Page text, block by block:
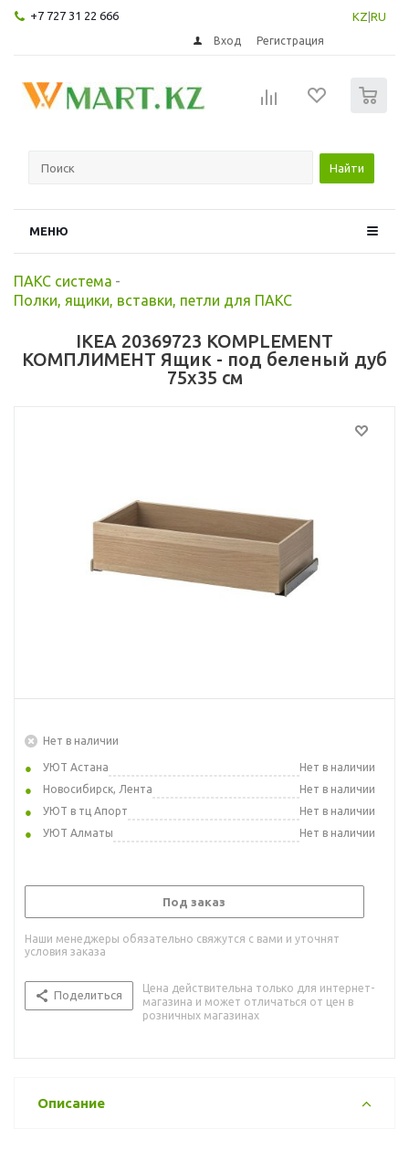
+7 727 31 22 666 KZ RU
Вход Регистрация
Найти
МЕНЮ
ПАКС система -
Полки, ящики, вставки, петли для ПАКС
IKEA 20369723 KOMPLEMENT
КОМПЛИМЕНТ Ящик - под беленый дуб
75x35 см
Нет в наличии
УЮТ Астана
Нет в наличии
Новосибирск, Лента
Нет в наличии
УЮТ в тц Апорт
Нет в наличии
УЮТ Алматы
Нет в наличии
Под заказ
Наши менеджеры обязательно свяжутся с вами и уточнят
условия заказа
Поделиться
Цена действительна только для интернет-
магазина и может отличаться от цен в
розничных магазинах
Описание